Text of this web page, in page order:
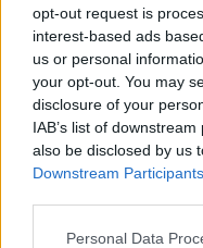
opt-out request is
interest-based ads
us or personal
your opt-out. You may
disclosure of your
IAB’s list of
also be disclosed by us
Downstream Participants
Please note that this
Personal Data
ΓΝΩΜΕΣ